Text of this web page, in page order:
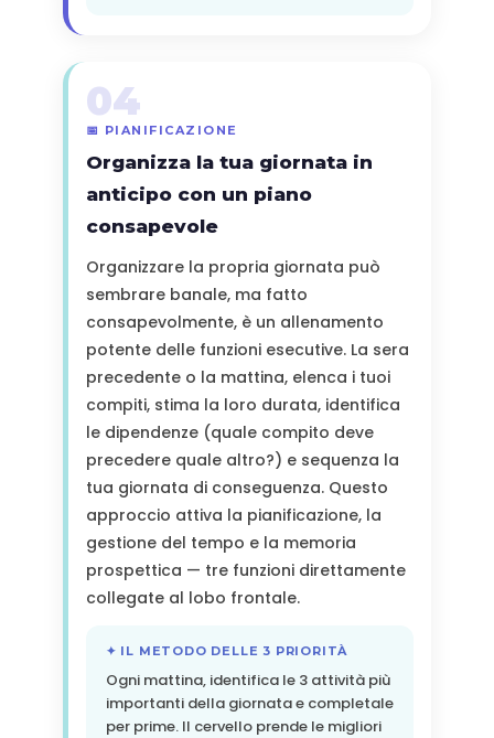
04
📅 PIANIFICAZIONE
Organizza la tua giornata in
anticipo con un piano
consapevole
Organizzare la propria giornata può
sembrare banale, ma fatto
consapevolmente, è un allenamento
potente delle funzioni esecutive. La sera
precedente o la mattina, elenca i tuoi
compiti, stima la loro durata, identifica
le dipendenze (quale compito deve
precedere quale altro?) e sequenza la
tua giornata di conseguenza. Questo
approccio attiva la pianificazione, la
gestione del tempo e la memoria
prospettica — tre funzioni direttamente
collegate al lobo frontale.
✦ IL METODO DELLE 3 PRIORITÀ
Ogni mattina, identifica le 3 attività più
importanti della giornata e completale
per prime. Il cervello prende le migliori